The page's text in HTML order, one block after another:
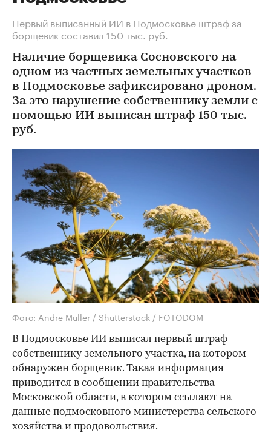
Первый выписанный ИИ в Подмосковье штраф за
борщевик составил 150 тыс. руб.
Наличие борщевика Сосновского на
одном из частных земельных участков
в Подмосковье зафиксировано дроном.
За это нарушение собственнику земли с
помощью ИИ выписан штраф 150 тыс.
руб.
Фото: Andre Muller / Shutterstock / FOTODOM
В Подмосковье ИИ выписал первый штраф
собственнику земельного участка, на котором
обнаружен борщевик. Такая информация
приводится в сообщении правительства
Московской области, в котором ссылают на
данные подмосковного министерства сельского
хозяйства и продовольствия.